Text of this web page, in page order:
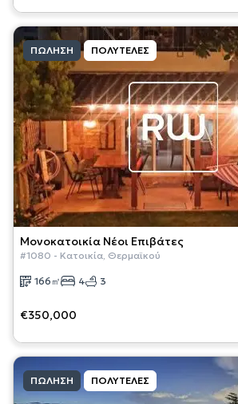
ΠΏΛΗΣΗ ΠΟΛΥΤΕΛΈΣ
Μονοκατοικία Νέοι Επιβάτες
#1080 - Κατοικία, Θερμαϊκού
166 ㎡ 4 3
€350,000
ΠΏΛΗΣΗ ΠΟΛΥΤΕΛΈΣ